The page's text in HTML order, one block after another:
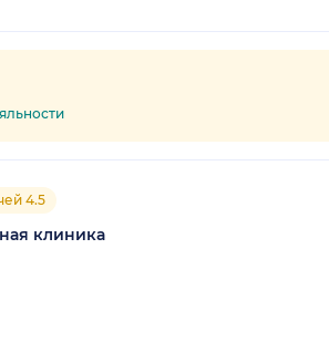
4.5
клиника